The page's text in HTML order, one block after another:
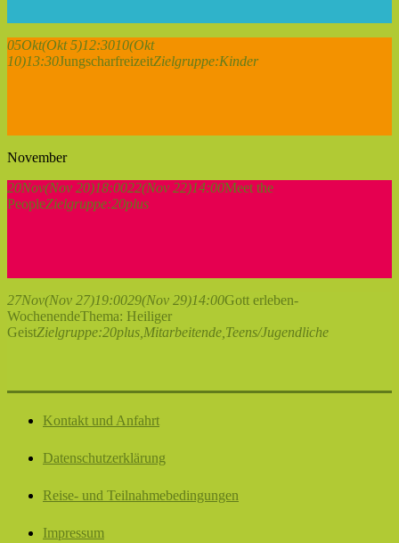
05Okt(Okt 5)12:3010(Okt
10)13:30JungscharfreizeitZielgruppe:Kinder
November
20Nov(Nov 20)18:0022(Nov 22)14:00Meet the
PeopleZielgruppe:20plus
27Nov(Nov 27)19:0029(Nov 29)14:00Gott erleben-
WochenendeThema: Heiliger
GeistZielgruppe:20plus, Mitarbeitende, Teens/Jugendliche
Kontakt und Anfahrt
Datenschutzerklärung
Reise- und Teilnahmebedingungen
Impressum